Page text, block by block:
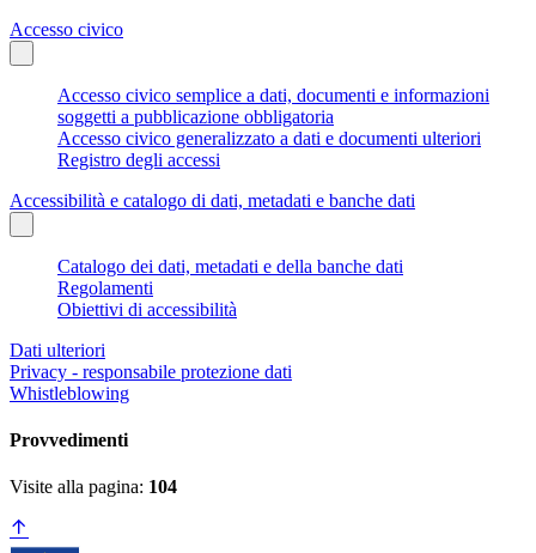
Accesso civico
Accesso civico semplice a dati, documenti e informazioni
soggetti a pubblicazione obbligatoria
Accesso civico generalizzato a dati e documenti ulteriori
Registro degli accessi
Accessibilità e catalogo di dati, metadati e banche dati
Catalogo dei dati, metadati e della banche dati
Regolamenti
Obiettivi di accessibilità
Dati ulteriori
Privacy - responsabile protezione dati
Whistleblowing
Provvedimenti
Visite alla pagina: 104